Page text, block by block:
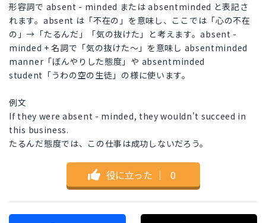
形容詞で absent - minded または absentminded と表記さ
れます。absent は「不在の」を意味し、ここでは「心の不在
の」→「たるんだ」「気の抜けた」と考えます。absent -
minded + 名詞で「気の抜けた～」を意味し absentminded
manner「ぼんやりした態度」や absentminded
student「うわの空の生徒」の様に使います。
例文
If they were absent - minded, they wouldn't succeed in
this business.
たるんだ態度では、この仕事は成功しないだろう。
役に立った ｜ 0